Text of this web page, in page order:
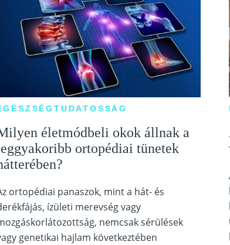
életmódbeli okok állnak a
ortopédiai tünetek
ortopédiai panaszok, mint a hát- és
ízületi merevség vagy
nemcsak sérülések
genetikai hajlam következtében